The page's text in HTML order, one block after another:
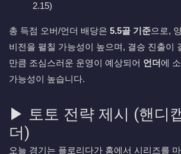
2.15)
총 득점 오버/언더 배당은 5.5골 기준으로,
비전을 펼칠 가능성이 높으며, 결승 진출이
만큼 조심스러운 운영이 예상되어 언더에
가능성이 높습니다.
▶ 토토 전략 제시 (핸디
더)
오늘 경기는 플로리다가 홈에서 시리즈를